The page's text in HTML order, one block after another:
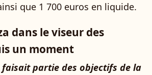
que 1 700 euros en liquide.
dans le viseur des
un moment
faisait partie des objectifs de la